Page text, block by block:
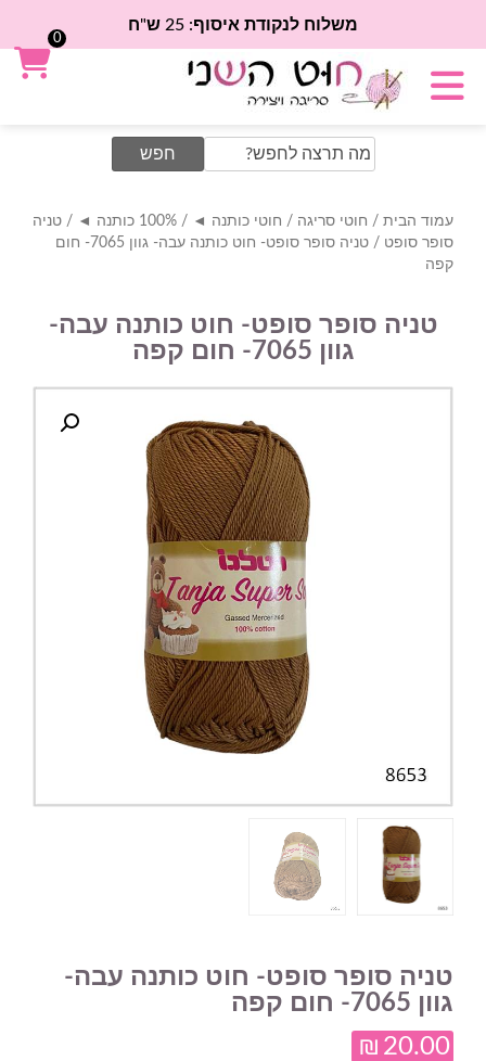
משלוח לנקודת איסוף: 25 ש"ח
Search
for:
עמוד הבית / חוטי סריגה / חוטי כותנה ◄ / 100% כותנה ◄ / טניה
סופר סופט
/ טניה סופר סופט- חוט כותנה עבה- גוון 7065- חום
קפה
טניה סופר סופט- חוט כותנה עבה-
גוון 7065- חום קפה
טניה סופר סופט- חוט כותנה עבה-
גוון 7065- חום קפה
₪ 20.00
0